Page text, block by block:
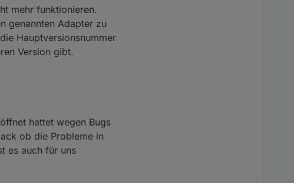
mehr funktionieren.
genannten Adapter zu
Hauptversionsnummer
Version gibt.
hattet wegen Bugs
ob die Probleme in
es auch für uns